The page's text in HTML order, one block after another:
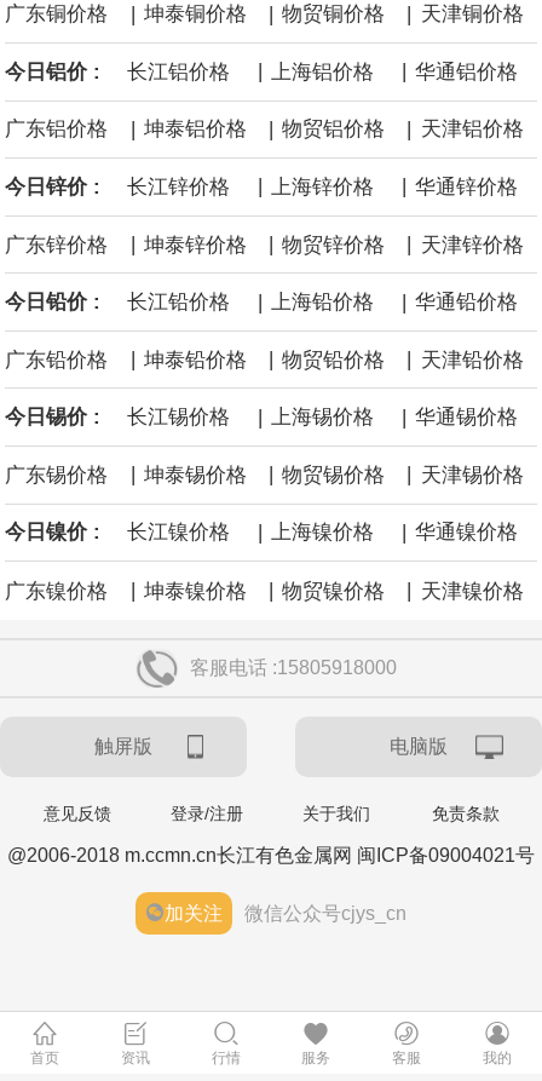
面战舰项目之一。 根据CBO的初步估算，首舰造价约234亿美元，
后续14艘平均每艘约180亿美元。
黄金价格有望录得自今年1月以来最大单周涨幅。油价走弱为金价提
供支撑，同时投资者正等待美国非农就业数据，以寻找美国利率前
景的线索。StoneX高级分析师马特·辛普森表示，中东和平前景改善
海力士：龙仁工厂将生产高带宽内存（HBM）及其他下一代动态随
机存取存储器（DRAM）。
广东铜价格 | 坤泰铜价格 | 物贸铜价格 | 天津铜价格
今日铝价 : 长江铝价格 上海铝价格 华通铝价格
广东铝价格 | 坤泰铝价格 | 物贸铝价格 | 天津铝价格
今日锌价 : 长江锌价格 上海锌价格 华通锌价格
广东锌价格 | 坤泰锌价格 | 物贸锌价格 | 天津锌价格
今日铅价 : 长江铅价格 | 上海铅价格 | 华通铅价格
广东铅价格 坤泰铅价格 物贸铅价格 天津铅价格
今日锡价 : 长江锡价格 | 上海锡价格 | 华通锡价格
广东锡价格 坤泰锡价格 物贸锡价格 天津锡价格
今日镍价 : 长江镍价格 | 上海镍价格 | 华通镍价格
广东镍价格 | 坤泰镍价格 | 物贸镍价格 | 天津镍价格
客服电话 :15805918000
触屏版 电脑版
意见反馈 登录/注册 关于我们 免责条款
@2006-2018 m.ccmn.cn长江有色金属网 闽ICP备09004021号
加关注 微信公众号cjys_cn
首页 资讯 行情 服务 客服 我的